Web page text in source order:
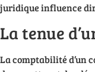
juridique influence
La tenue
La comptabilité d’un